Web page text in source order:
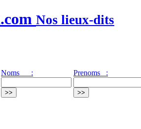
Nos lieux-dits
Noms : Prenoms :